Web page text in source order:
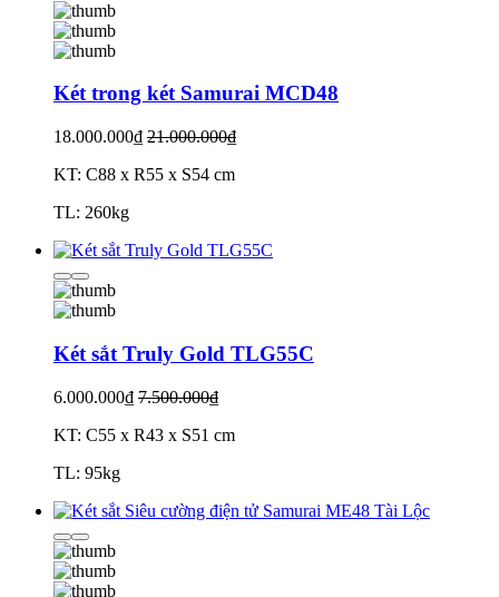
Két trong két Samurai MCD48
18.000.000₫ 21.000.000₫
KT: C88 x R55 x S54 cm
TL: 260kg
Két sắt Truly Gold TLG55C
6.000.000₫ 7.500.000₫
KT: C55 x R43 x S51 cm
TL: 95kg